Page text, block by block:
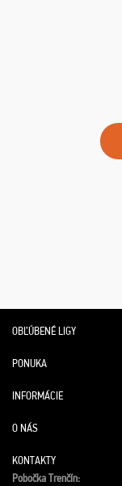
OBĽÚBENÉ LIGY
PONUKA
INFORMÁCIE
O NÁS
KONTAKTY
Pobočka Trenčín: